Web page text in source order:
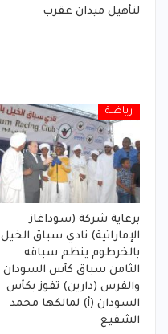
لتأهيل ميدان عقرب
رياضة
برعاية شركة (سوداغاز
الإماراتية) نادي سباق الخيل
بالخرطوم ينظم سباقه
الثامن سباق كأس السودان
والفرس (دارين) تفوز بكأس
السودان (أ) لمالكها محمد
الشفيع